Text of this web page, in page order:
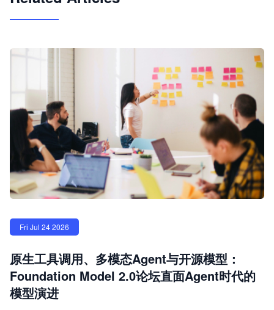
Fri Jul 24 2026
原生工具调用、多模态Agent与开源模型：
Foundation Model 2.0论坛直面Agent时代的
模型演进